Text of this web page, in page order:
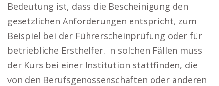
Bedeutung ist, dass die Bescheinigung den
gesetzlichen Anforderungen entspricht, zum
Beispiel bei der Führerscheinprüfung oder für
betriebliche Ersthelfer. In solchen Fällen muss
der Kurs bei einer Institution stattfinden, die
von den Berufsgenossenschaften oder anderen